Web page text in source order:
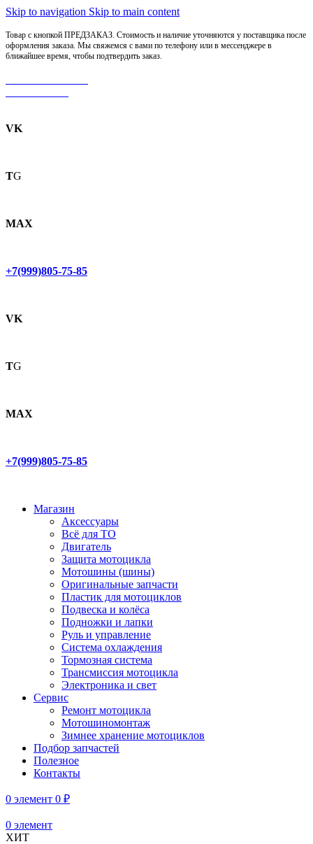
Skip to navigation Skip to main content
Товар с кнопкой ПРЕДЗАКАЗ. Стоимость и наличие уточняются у поставщика после
оформления заказа. Мы свяжемся с вами по телефону или в мессенджере в
ближайшее время, чтобы подтвердить заказ.
VK
TG
MAX
+7(999)805-75-85
VK
TG
MAX
+7(999)805-75-85
Магазин
Аксессуары
Всё для ТО
Двигатель
Защита мотоцикла
Мотошины (шины)
Оригинальные запчасти
Пластик для мотоциклов
Подвеска и колёса
Подножки и лапки
Руль и управление
Система охлаждения
Тормозная система
Трансмиссия мотоцикла
Электроника и свет
Сервис
Ремонт мотоцикла
Мотошиномонтаж
Зимнее хранение мотоциклов
Подбор запчастей
Полезное
Контакты
0 элемент 0 ₽
0 элемент
ХИТ